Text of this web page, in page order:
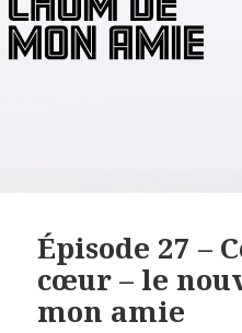
Épisode 27 –
cœur – le
mon amie